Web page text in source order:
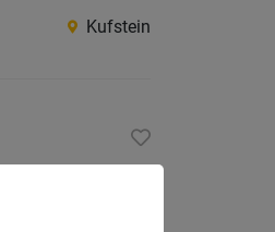
Kufstein